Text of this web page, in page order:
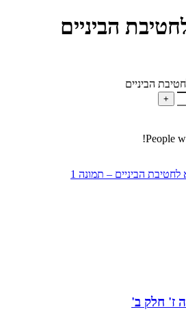
הביניים
הביניים
People
ז' חלק ב'